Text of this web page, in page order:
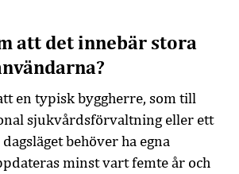
att det innebär stora
en typisk byggherre, som till
sjukvårdsförvaltning eller ett
behöver ha egna
minst vart femte år och